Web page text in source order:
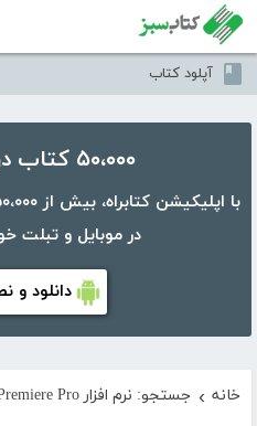
آپلود کتاب
۵۰،۰۰۰ کتاب در موبایل شما
در موبایل و تبلت
دانلود و
خانه › جستجو: نرم افزار Premiere Pro